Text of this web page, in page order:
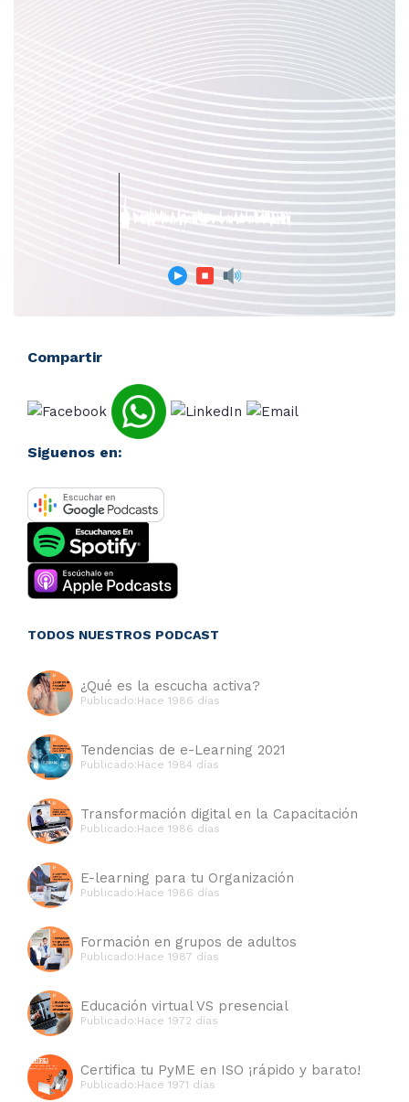
Compartir
Siguenos en:
TODOS NUESTROS PODCAST
¿Qué es la escucha activa?
Publicado:Hace 1986 días
Tendencias de e-Learning 2021
Publicado:Hace 1984 días
Transformación digital en la Capacitación
Publicado:Hace 1986 días
E-learning para tu Organización
Publicado:Hace 1986 días
Formación en grupos de adultos
Publicado:Hace 1987 días
Educación virtual VS presencial
Publicado:Hace 1972 días
Certifica tu PyME en ISO ¡rápido y barato!
Publicado:Hace 1971 días